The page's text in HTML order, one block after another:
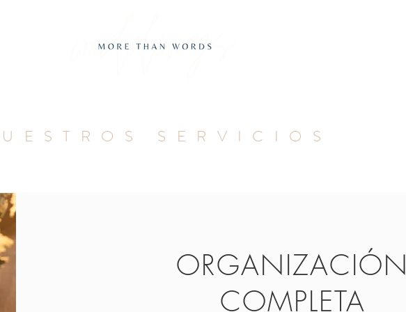
SERVICIOS
ORGANIZACIÓN
COMPLETA